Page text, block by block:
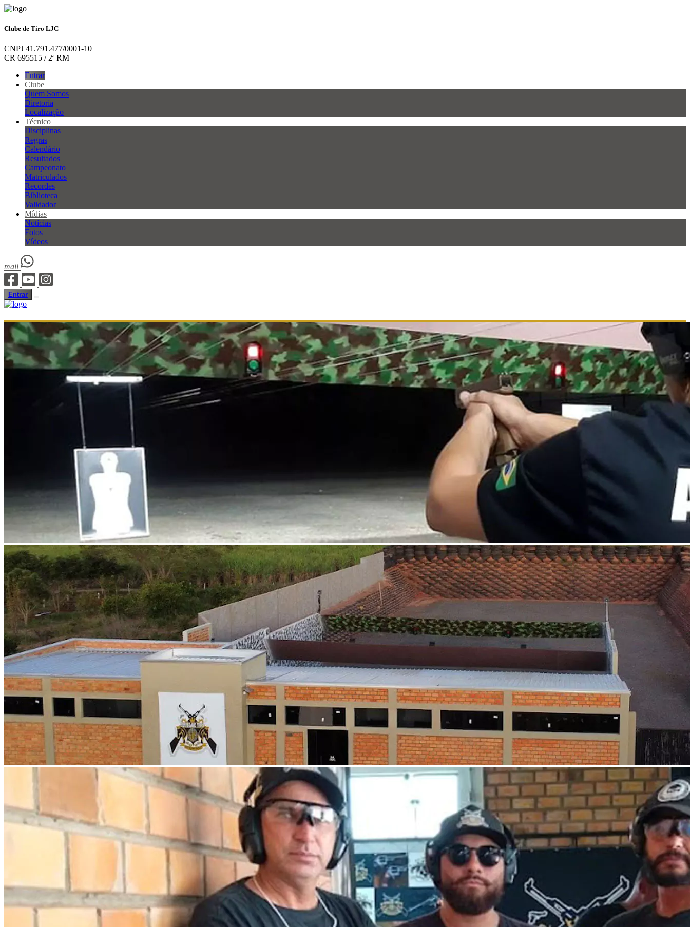
Clube de Tiro LJC
CNPJ 41.791.477/0001-10
CR 695515 / 2ª RM
Entrar
Clube
Quem Somos
Diretoria
Localização
Técnico
Disciplinas
Regras
Calendário
Resultados
Campeonato
Matriculados
Recordes
Biblioteca
Validador
Mídias
Notícias
Fotos
Vídeos
mail
Entrar